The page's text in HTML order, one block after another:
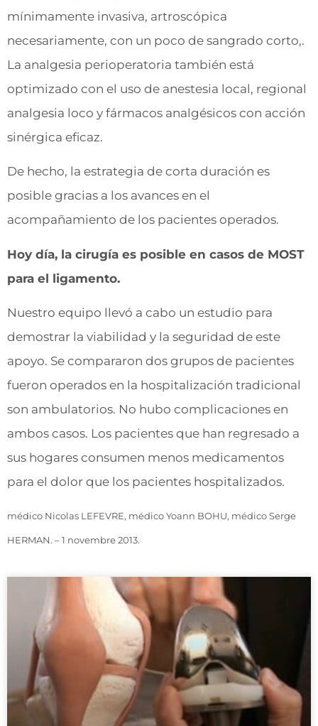
mínimamente invasiva, artroscópica
necesariamente, con un poco de sangrado corto,.
La analgesia perioperatoria también está
optimizado con el uso de anestesia local, regional
analgesia loco y fármacos analgésicos con acción
sinérgica eficaz.
De hecho, la estrategia de corta duración es
posible gracias a los avances en el
acompañamiento de los pacientes operados.
Hoy día, la cirugía es posible en casos de MOST
para el ligamento.
Nuestro equipo llevó a cabo un estudio para
demostrar la viabilidad y la seguridad de este
apoyo. Se compararon dos grupos de pacientes
fueron operados en la hospitalización tradicional
son ambulatorios. No hubo complicaciones en
ambos casos. Los pacientes que han regresado a
sus hogares consumen menos medicamentos
para el dolor que los pacientes hospitalizados.
médico Nicolas LEFEVRE, médico Yoann BOHU, médico Serge
HERMAN. – 1 novembre 2013.